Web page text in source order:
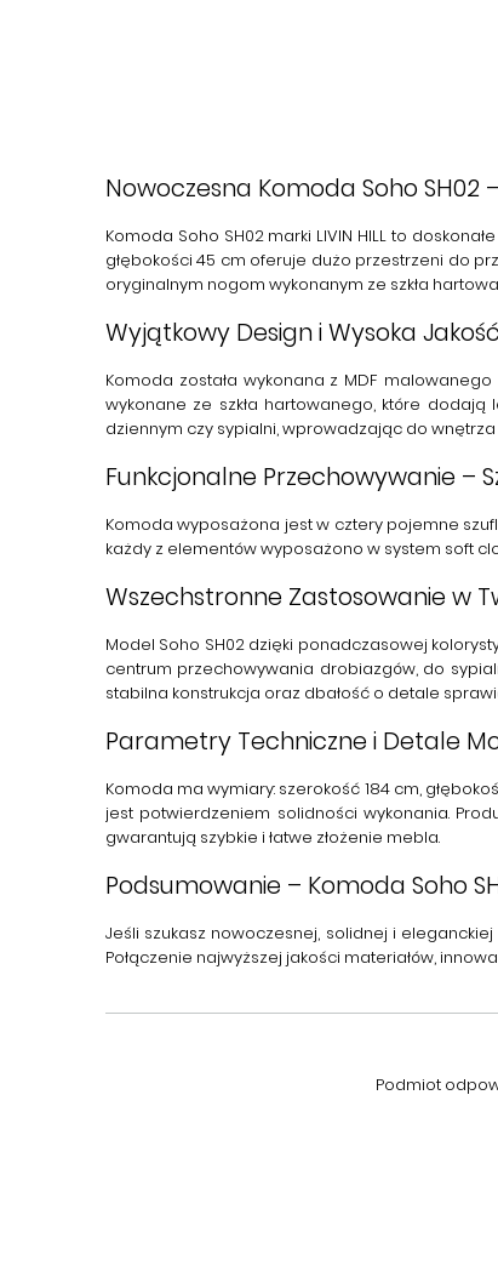
Nowoczesna Komoda Soho SH02
Komoda Soho SH02marki LIVIN HILLto
głębokości 45 cm oferuje dużo przestrzeni do
oryginalnym nogom wykonanym ze szkła
Wyjątkowy Design i Wysoka
Komoda została wykonana z MDF malowanego
wykonane ze szkła hartowanego, które dodają
dziennym czy sypialni, wprowadzając do
Funkcjonalne Przechowywanie –
Komoda wyposażona jest w cztery pojemne
każdy z elementów wyposażono w system soft
Wszechstronne Zastosowanie w
Model Soho SH02dzięki ponadczasowej
centrum przechowywania drobiazgów, do
stabilna konstrukcja oraz dbałość o detale
Parametry Techniczne i Detale
Komoda ma wymiary: szerokość 184 cm,
jest potwierdzeniem solidności wykonania.
gwarantują szybkie i łatwe złożenie mebla.
Podsumowanie – Komoda Soho
Jeśli szukasz nowoczesnej, solidnej i
Połączenie najwyższej jakości materiałów,
Podmiot